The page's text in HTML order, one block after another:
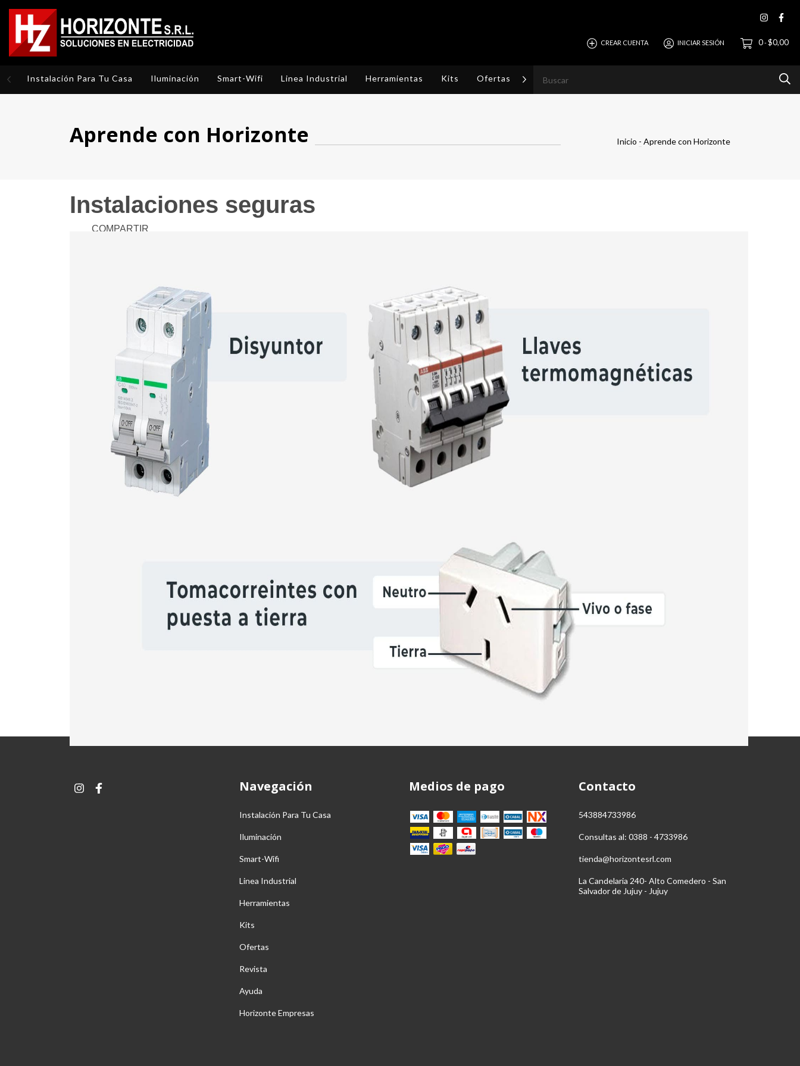
CREAR CUENTA INICIAR SESIÓN 0-$0,00
Instalación Para Tu Casa Iluminación Smart-Wifi Linea Industrial Herramientas Kits Ofertas Revista
Aprende con Horizonte Inicio - Aprende con Horizonte
Instalaciones seguras
COMPARTIR
Por esto es sumamente necesario contar con los dispositivos básicos de seguridad:
chevron_right Interruptor diferencial (disyuntor) protege su vida ya que se activa ante una fuga de energía.
chevron_right Llaves termomagnéticas protegen las instalaciones. Se activan ante un corto circuito.
chevron_right Puesta a tierra.
chevron_right Tomacorrientes instalados con puesta a tierra.
Las malas conexiones o aislaciones deterioradas pueden provocar fugas de corriente y llegar a ser causante de electrocuciones. Por este motivo,
control periódico de todo tipo de instalaciones eléctricas verificando que se encuentren en condiciones óptimas.
Instalaciones seguras
La energía eléctrica es una protagonista esencial en la vida cotidiana y la familiaridad adquirida con la electricidad puede conducir a un uso inadecuado de
esta, implicando caer en numerosos incidentes resultando un enorme riesgo para las personas.
Tomacorrientes instalados con puesta a tierra.
Las malas conexiones o aislaciones deterioradas pueden provocar fugas de corriente y llegar a ser causante de electrocuciones. Por este motivo,
recomienda el control periódico de todo tipo de instalaciones eléctricas verificando que se encuentren en condiciones óptimas.
Las tareas de mantenimiento, ampliación y modificación de conexiones del suministro eléctrico, deben realizarse bajo la responsabilidad de un electricista
Navegación
Instalación Para Tu Casa
Iluminación
Smart-Wifi
Linea Industrial
Herramientas
Kits
Ofertas
Revista
Ayuda
Horizonte Empresas
Medios de pago Contacto
543884733986
Consultas al: 0388 - 4733986
tienda@horizontesrl.com
La Candelaria 240- Alto Comedero - San
Salvador de Jujuy - Jujuy